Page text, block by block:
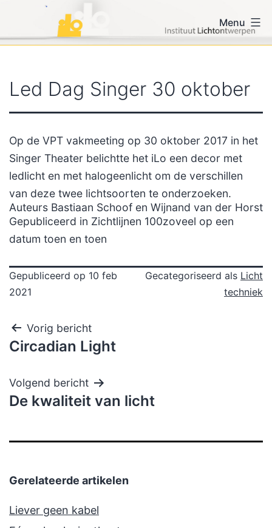
de
iLo voor vormgevers en
lichtontwerpers
Menu
Led Dag Singer 30 oktober
Op de VPT vakmeeting op 30 oktober 2017 in het
Singer Theater belichtte het iLo een decor met
ledlicht en met halogeenlicht om de verschillen
van deze twee lichtsoorten te onderzoeken.
Auteurs Bastiaan Schoof en Wijnand van der Horst
Gepubliceerd in Zichtlijnen 100zoveel op een
datum toen en toen
Gepubliceerd op 10 feb
2021
Gecategoriseerd als Licht
techniek
Bericht
navigatie
Vorig bericht
Circadian Light
Volgend bericht
De kwaliteit van licht
Gerelateerde artikelen
Liever geen kabel